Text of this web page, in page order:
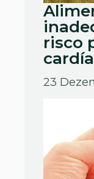
risco
23